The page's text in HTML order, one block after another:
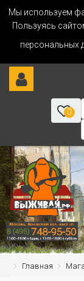
Мы используем
Пользуясь
персональных
0
Главная